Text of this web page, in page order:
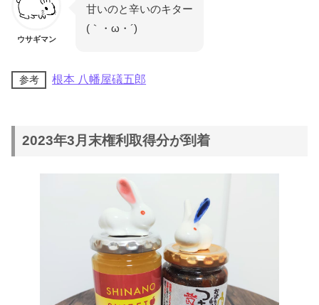
ウサギマン
甘いのと辛いのキター
(｀・ω・´)
参考 根本 八幡屋礒五郎
2023年3月末権利取得分が到着